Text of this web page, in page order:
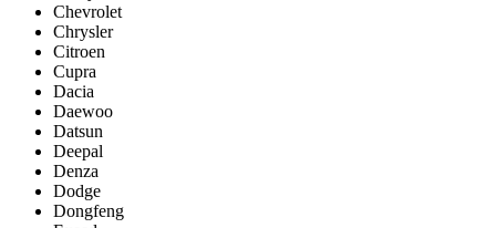
Chevrolet
Chrysler
Citroen
Cupra
Dacia
Daewoo
Datsun
Deepal
Denza
Dodge
Dongfeng